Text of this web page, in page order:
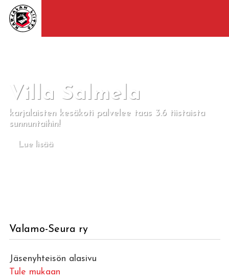
Villa Salmela
karjalaisten kesäkoti palvelee taas 3.6 tiistaista
sunnuntaihin!
Lue lisää
Valamo-Seura ry
Jäsenyhteisön alasivu
Tule mukaan